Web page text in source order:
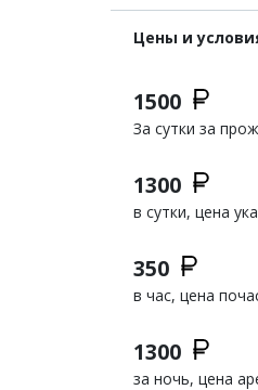
Цены и
1500
За сутки за
1300
в сутки, цена
350
в час, цена
1300
за ночь, цена